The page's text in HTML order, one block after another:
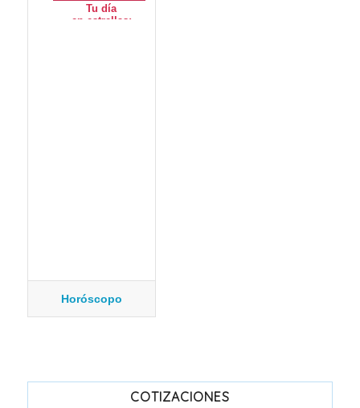
Horóscopo
COTIZACIONES